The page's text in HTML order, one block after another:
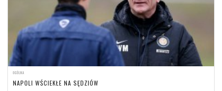
OGÓLNA
NAPOLI WŚCIEKŁE NA SĘDZIÓW